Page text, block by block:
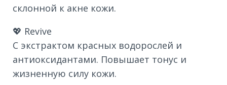
склонной к акне кожи.
💖 Revive
С экстрактом красных водорослей и
антиоксидантами. Повышает тонус и
жизненную силу кожи.